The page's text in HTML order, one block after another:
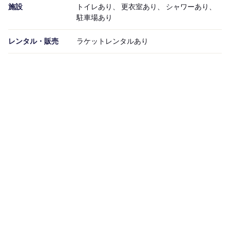
施設
トイレあり、 更衣室あり、 シャワーあり、
駐車場あり
レンタル・販売 ラケットレンタルあり